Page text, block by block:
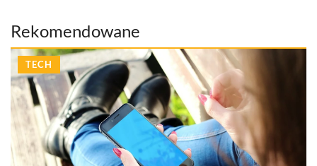
Rekomendowane
TECH